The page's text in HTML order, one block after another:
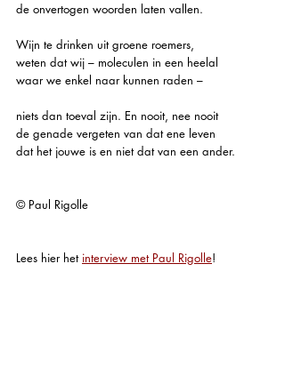
de onvertogen woorden laten vallen.
Wijn te drinken uit groene roemers,
weten dat wij – moleculen in een heelal
waar we enkel naar kunnen raden –
niets dan toeval zijn. En nooit, nee nooit
de genade vergeten van dat ene leven
dat het jouwe is en niet dat van een ander.
© Paul Rigolle
Lees hier het interview met Paul Rigolle!